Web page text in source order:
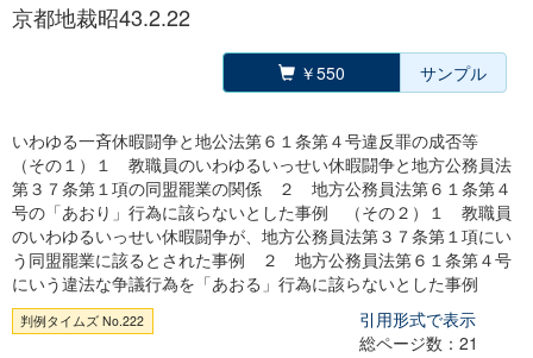
京都地裁昭43.2.22
￥550 サンプル
いわゆる一斉休暇闘争と地公法第６１条第４号違反罪の成否等
（その１）１ 教職員のいわゆるいっせい休暇闘争と地方公務員法
第３７条第１項の同盟罷業の関係 ２ 地方公務員法第６１条第４
号の「あおり」行為に該らないとした事例 （その２）１ 教職員
のいわゆるいっせい休暇闘争が、地方公務員法第３７条第１項にい
う同盟罷業に該るとされた事例 ２ 地方公務員法第６１条第４号
にいう違法な争議行為を「あおる」行為に該らないとした事例
判例タイムズ No.222
引用形式で表示
総ページ数：21